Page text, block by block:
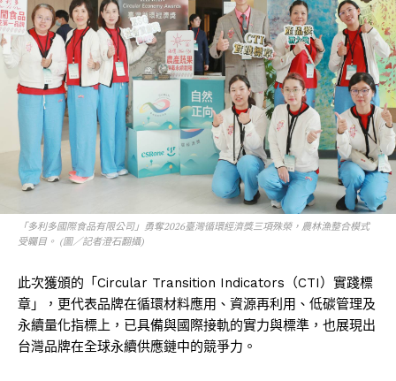
「多利多國際食品有限公司」勇奪2026臺灣循環經濟獎三項殊榮，農林漁整合模式
受矚目。 (圖／記者澄石翻攝)
此次獲頒的「Circular Transition Indicators（CTI）實踐標
章」，更代表品牌在循環材料應用、資源再利用、低碳管理及
永續量化指標上，已具備與國際接軌的實力與標準，也展現出
台灣品牌在全球永續供應鏈中的競爭力。